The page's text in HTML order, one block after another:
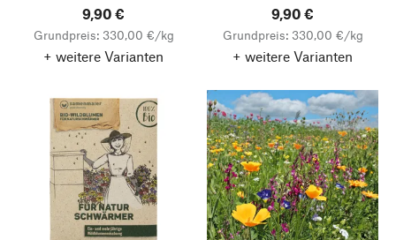
9,90 €
Grundpreis: 330,00 €/kg
+ weitere Varianten
9,90 €
Grundpreis: 330,00 €/kg
+ weitere Varianten